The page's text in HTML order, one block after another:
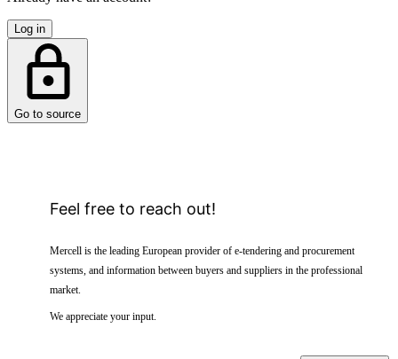
Log in
Go to source
Feel free to reach out!
Mercell is the leading European provider of e-tendering and procurement
systems, and information between buyers and suppliers in the professional
market.
We appreciate your input.